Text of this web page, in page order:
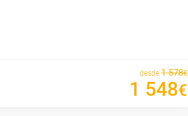
desde 1 578€
1 548€